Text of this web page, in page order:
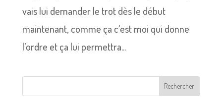
vais lui demander le trot dès le début
maintenant, comme ça c’est moi qui donne
l’ordre et ça lui permettra...
Rechercher